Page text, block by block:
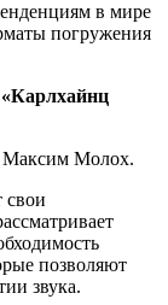
в мире
погружения
Максим Молох.
свои
позволяют
звука.